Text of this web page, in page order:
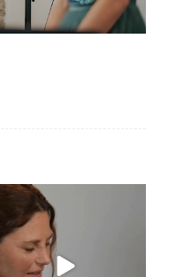
Unser Kennenlernen vor 15
Jahren
Vor 15
32